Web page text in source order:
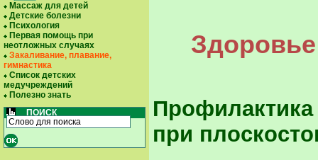
Массаж для детей
Детские болезни
Психология
Первая помощь при
неотложных случаях
Закаливание, плавание,
гимнастика
Список детских
медучреждений
Полезно знать
ПОИСК
при